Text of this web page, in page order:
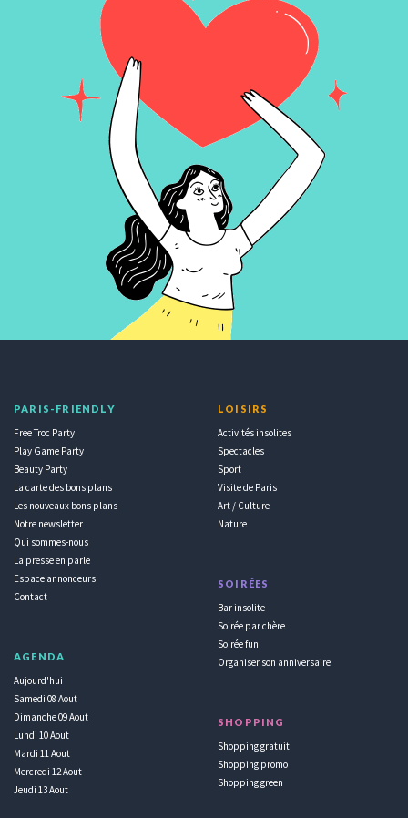
PARIS-FRIENDLY
Free Troc Party
Play Game Party
Beauty Party
La carte des bons plans
Les nouveaux bons plans
Notre newsletter
Qui sommes-nous
La presse en parle
Espace annonceurs
Contact
AGENDA
Aujourd'hui
Samedi 08 Aout
Dimanche 09 Aout
Lundi 10 Aout
Mardi 11 Aout
Mercredi 12 Aout
Jeudi 13 Aout
LOISIRS
Activités insolites
Spectacles
Sport
Visite de Paris
Art / Culture
Nature
SOIRÉES
Bar insolite
Soirée par chère
Soirée fun
Organiser son anniversaire
SHOPPING
Shopping gratuit
Shopping promo
Shopping green